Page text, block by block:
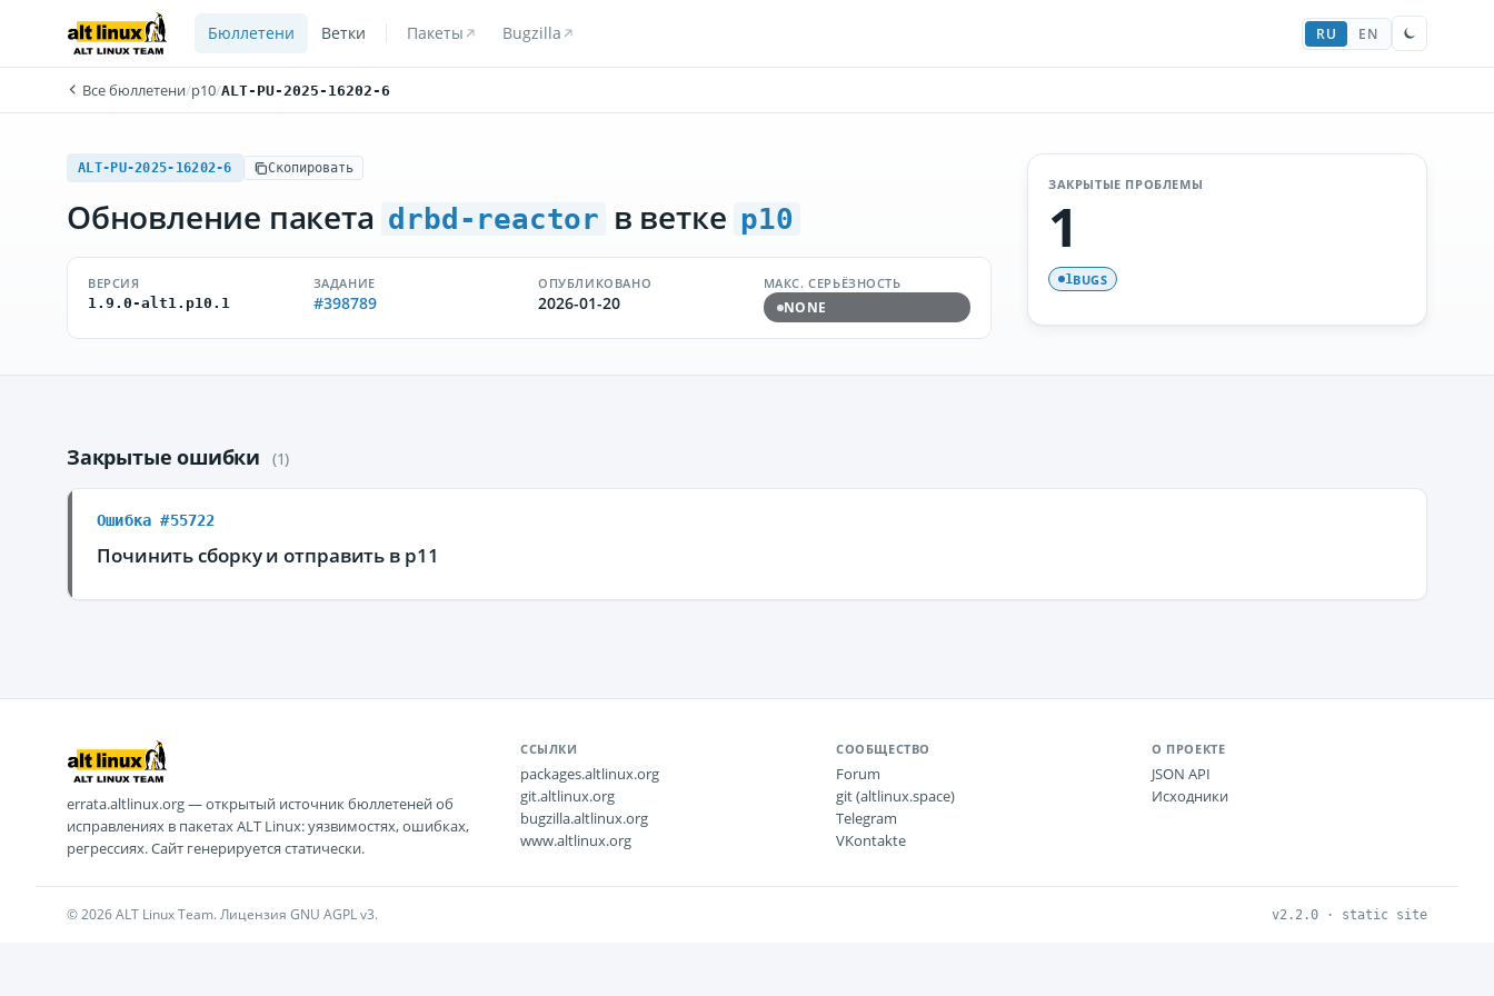
Бюллетени Ветки Пакеты Bugzilla RU EN
Все бюллетени/p10/ALT-PU-2025-16202-6
ALT-PU-2025-16202-6 Скопировать
Обновление пакета drbd-reactor в ветке p10
ВЕРСИЯ
1.9.0-alt1.p10.1
ЗАДАНИЕ
#398789
ОПУБЛИКОВАНО
2026-01-20
МАКС. СЕРЬЁЗНОСТЬ
NONE
ЗАКРЫТЫЕ ПРОБЛЕМЫ
1
1BUGS
Закрытые ошибки (1)
Ошибка #55722
Починить сборку и отправить в p11
errata.altlinux.org — открытый источник бюллетеней об
исправлениях в пакетах ALT Linux: уязвимостях, ошибках,
регрессиях. Сайт генерируется статически.
ССЫЛКИ
packages.altlinux.org
git.altlinux.org
bugzilla.altlinux.org
www.altlinux.org
СООБЩЕСТВО
Forum
git (altlinux.space)
Telegram
VKontakte
О ПРОЕКТЕ
JSON API
Исходники
© 2026 ALT Linux Team. Лицензия GNU AGPL v3. v2.2.0 · static site